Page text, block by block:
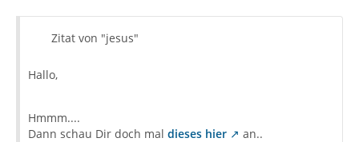
Zitat von "jesus"
Hallo,
Hmmm....
Dann schau Dir doch mal dieses hier an..